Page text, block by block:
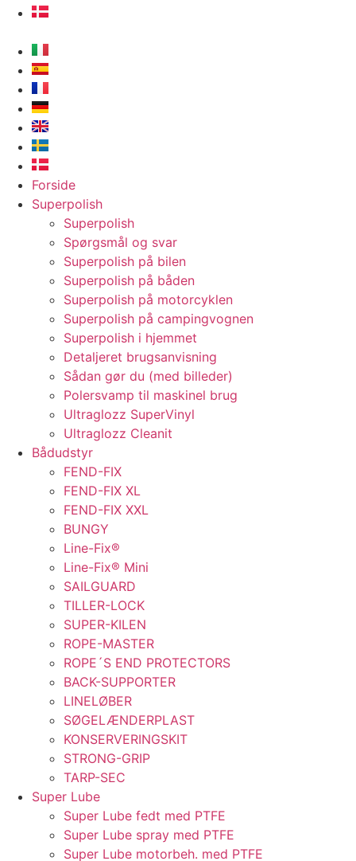
Forside
Superpolish
Superpolish
Spørgsmål og svar
Superpolish på bilen
Superpolish på båden
Superpolish på motorcyklen
Superpolish på campingvognen
Superpolish i hjemmet
Detaljeret brugsanvisning
Sådan gør du (med billeder)
Polersvamp til maskinel brug
Ultraglozz SuperVinyl
Ultraglozz Cleanit
Bådudstyr
FEND-FIX
FEND-FIX XL
FEND-FIX XXL
BUNGY
Line-Fix®
Line-Fix® Mini
SAILGUARD
TILLER-LOCK
SUPER-KILEN
ROPE-MASTER
ROPE´S END PROTECTORS
BACK-SUPPORTER
LINELØBER
SØGELÆNDERPLAST
KONSERVERINGSKIT
STRONG-GRIP
TARP-SEC
Super Lube
Super Lube fedt med PTFE
Super Lube spray med PTFE
Super Lube motorbeh. med PTFE